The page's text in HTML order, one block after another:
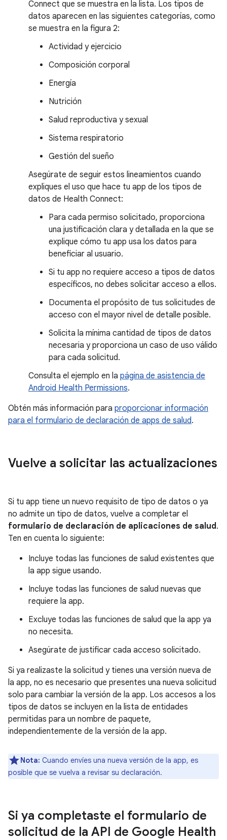
Connect que se muestra en la lista. Los tipos de
datos aparecen en las siguientes categorías, como
se muestra en la figura 2:
Actividad y ejercicio
Composición corporal
Energía
Nutrición
Salud reproductiva y sexual
Sistema respiratorio
Gestión del sueño
Asegúrate de seguir estos lineamientos cuando
expliques el uso que hace tu app de los tipos de
datos de Health Connect:
Para cada permiso solicitado, proporciona
una justificación clara y detallada en la que se
explique cómo tu app usa los datos para
beneficiar al usuario.
Si tu app no requiere acceso a tipos de datos
específicos, no debes solicitar acceso a ellos.
Documenta el propósito de tus solicitudes de
acceso con el mayor nivel de detalle posible.
Solicita la mínima cantidad de tipos de datos
necesaria y proporciona un caso de uso válido
para cada solicitud.
Consulta el ejemplo en la página de asistencia de
Android Health Permissions.
Obtén más información para proporcionar información
para el formulario de declaración de apps de salud.
Vuelve a solicitar las actualizaciones
Si tu app tiene un nuevo requisito de tipo de datos o ya
no admite un tipo de datos, vuelve a completar el
formulario de declaración de aplicaciones de salud.
Ten en cuenta lo siguiente:
Incluye todas las funciones de salud existentes que
la app sigue usando.
Incluye todas las funciones de salud nuevas que
requiere la app.
Excluye todas las funciones de salud que la app ya
no necesita.
Asegúrate de justificar cada acceso solicitado.
Si ya realizaste la solicitud y tienes una versión nueva de
la app, no es necesario que presentes una nueva solicitud
solo para cambiar la versión de la app. Los accesos a los
tipos de datos se incluyen en la lista de entidades
permitidas para un nombre de paquete,
independientemente de la versión de la app.
Nota: Cuando envíes una nueva versión de la app, es
posible que se vuelva a revisar su declaración.
Si ya completaste el formulario de
solicitud de la API de Google Health